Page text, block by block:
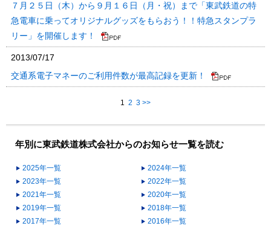
７月２５日（木）から９月１６日（月・祝）まで「東武鉄道の特
急電車に乗ってオリジナルグッズをもらおう！！特急スタンプラ
リー」を開催します！
2013/07/17
交通系電子マネーのご利用件数が最高記録を更新！
1 2 3 >>
年別に東武鉄道株式会社からのお知らせ一覧を読む
2025年一覧
2024年一覧
2023年一覧
2022年一覧
2021年一覧
2020年一覧
2019年一覧
2018年一覧
2017年一覧
2016年一覧